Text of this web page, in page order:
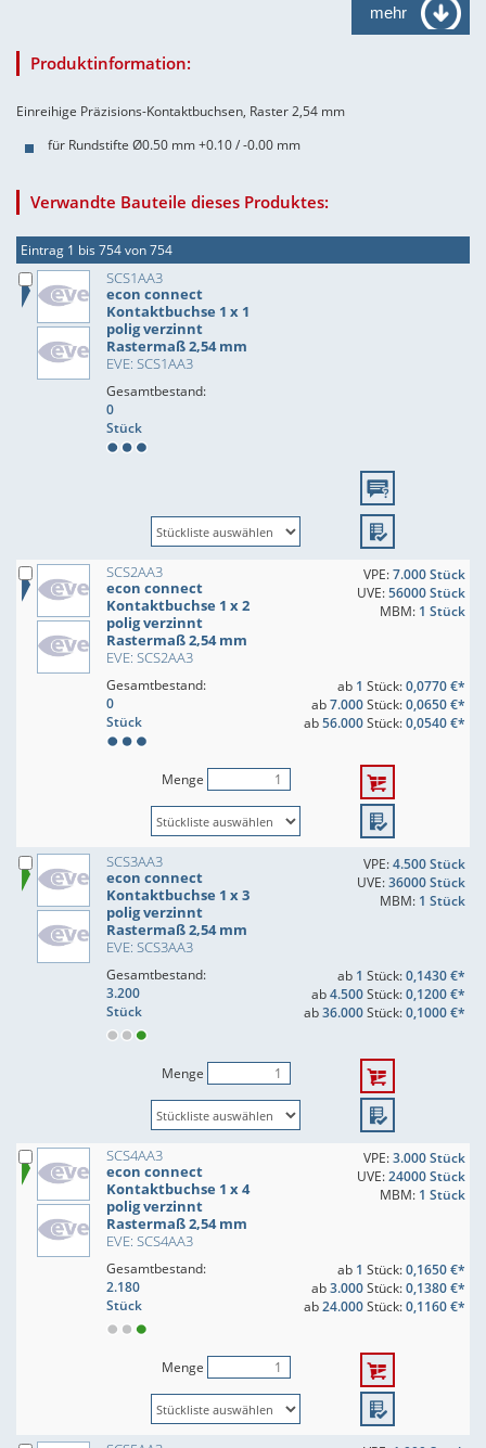
mehr
Produktinformation:
Einreihige Präzisions-Kontaktbuchsen, Raster 2,54 mm
für Rundstifte Ø0.50 mm +0.10 / -0.00 mm
Verwandte Bauteile dieses Produktes:
Eintrag 1 bis 754 von 754
SCS1AA3
econ connect
Kontaktbuchse 1 x 1
polig verzinnt
Rastermaß 2,54 mm
EVE: SCS1AA3
Gesamtbestand:
0
Stück
SCS2AA3
econ connect
Kontaktbuchse 1 x 2
polig verzinnt
Rastermaß 2,54 mm
EVE: SCS2AA3
VPE:7.000 Stück
UVE:56000 Stück
MBM: 1 Stück
Gesamtbestand:
0
Stück
ab 1 Stück:0,0770 €*
ab7.000Stück:0,0650 €*
ab56.000Stück:0,0540 €*
Menge
SCS3AA3
econ connect
Kontaktbuchse 1 x 3
polig verzinnt
Rastermaß 2,54 mm
EVE: SCS3AA3
VPE:4.500 Stück
UVE:36000 Stück
MBM: 1 Stück
Gesamtbestand:
3.200
Stück
ab 1 Stück:0,1430 €*
ab4.500Stück:0,1200 €*
ab36.000Stück:0,1000 €*
Menge
SCS4AA3
econ connect
Kontaktbuchse 1 x 4
polig verzinnt
Rastermaß 2,54 mm
EVE: SCS4AA3
VPE:3.000 Stück
UVE:24000 Stück
MBM: 1 Stück
Gesamtbestand:
2.180
Stück
ab 1 Stück:0,1650 €*
ab3.000Stück:0,1380 €*
ab24.000Stück:0,1160 €*
Menge